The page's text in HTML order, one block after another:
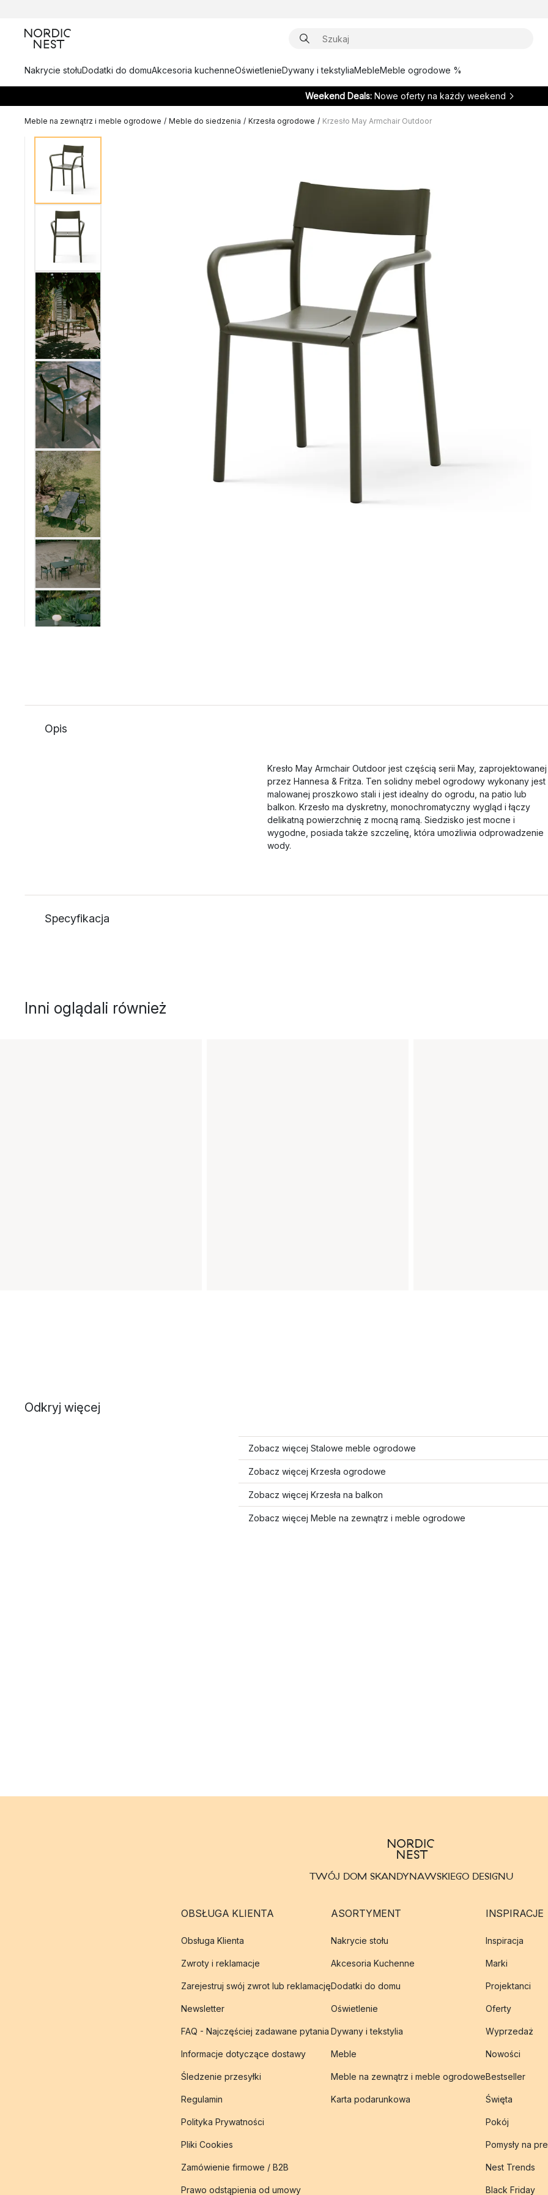
Nakrycie stołuDodatki do domuAkcesoria kuchenneOświetlenieDywany i tekstyliaMebleMeble ogrodowe %
Weekend Deals: Nowe oferty na każdy weekend
Meble na zewnątrz i meble ogrodowe / Meble do siedzenia / Krzesła ogrodowe / Krzesło May Armchair Outdoor
Opis
Kresło May Armchair Outdoor jest częścią serii May, zaprojektowanej
przez Hannesa & Fritza. Ten solidny mebel ogrodowy wykonany jest
malowanej proszkowo stali i jest idealny do ogrodu, na patio lub
balkon. Krzesło ma dyskretny, monochromatyczny wygląd i łączy
delikatną powierzchnię z mocną ramą. Siedzisko jest mocne i
wygodne, posiada także szczelinę, która umożliwia odprowadzenie
wody.
Specyfikacja
Inni oglądali również
Odkryj więcej
Zobacz więcej Stalowe meble ogrodowe
Zobacz więcej Krzesła ogrodowe
Zobacz więcej Krzesła na balkon
Zobacz więcej Meble na zewnątrz i meble ogrodowe
TWÓJ DOM SKANDYNAWSKIEGO DESIGNU
OBSŁUGA KLIENTA
Obsługa Klienta
Zwroty i reklamacje
Zarejestruj swój zwrot lub reklamację
Newsletter
FAQ - Najczęściej zadawane pytania
Informacje dotyczące dostawy
Śledzenie przesyłki
Regulamin
Polityka Prywatności
Pliki Cookies
Zamówienie firmowe / B2B
Prawo odstąpienia od umowy
ASORTYMENT
Nakrycie stołu
Akcesoria Kuchenne
Dodatki do domu
Oświetlenie
Dywany i tekstylia
Meble
Meble na zewnątrz i meble ogrodowe
Karta podarunkowa
INSPIRACJE
Inspiracja
Marki
Projektanci
Oferty
Wyprzedaż
Nowości
Bestseller
Święta
Pokój
Pomysły na
Nest Trends
Black Friday